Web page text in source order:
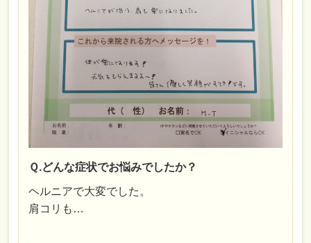
Ｑ.どんな症状でお悩みでしたか？
ヘルニアで大変でした。
肩コリも…